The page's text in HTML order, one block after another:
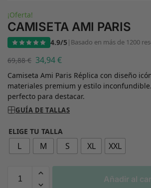
¡Oferta!
CAMISETA AMI PARIS
4.9/5| Basado en más de 1200
69,88€ 34,94€
Camiseta Ami Paris Réplica con diseño
materiales premium y estilo
perfecto para destacar.
GUÍA DE TALLAS
ELIGE TU TALLA
L M S XL XXL
Añadir al